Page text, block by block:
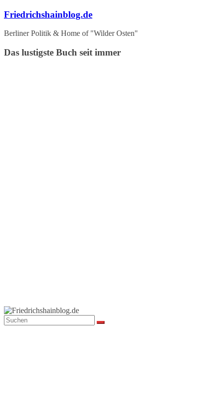
Zum
springen
Friedrichshainblog.de
Berliner Politik & Home of "Wilder Osten"
Das lustigste Buch seit immer